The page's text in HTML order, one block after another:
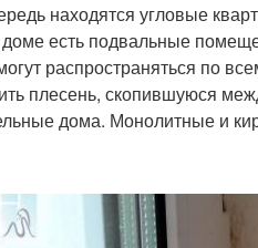
находятся угловые
есть подвальные
распространяться по
плесень, скопившуюся
дома. Монолитные и